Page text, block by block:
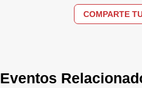
COMPARTE
Eventos